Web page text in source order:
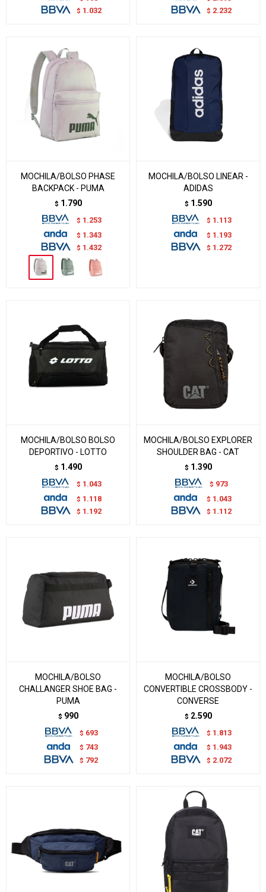
$ 1.032 $ 2.232
MOCHILA/BOLSO PHASE
BACKPACK - PUMA
$ 1.790
$ 1.253
$ 1.343
$ 1.432
MOCHILA/BOLSO LINEAR -
ADIDAS
$ 1.590
$ 1.113
$ 1.193
$ 1.272
MOCHILA/BOLSO BOLSO
DEPORTIVO - LOTTO
$ 1.490
$ 1.043
$ 1.118
$ 1.192
MOCHILA/BOLSO EXPLORER
SHOULDER BAG - CAT
$ 1.390
$ 973
$ 1.043
$ 1.112
MOCHILA/BOLSO
CHALLANGER SHOE BAG -
PUMA
$ 990
$ 693
$ 743
$ 792
MOCHILA/BOLSO
CONVERTIBLE CROSSBODY -
CONVERSE
$ 2.590
$ 1.813
$ 1.943
$ 2.072